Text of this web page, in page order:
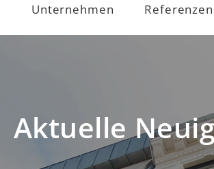
Unternehmen Referenzen
Aktuelle